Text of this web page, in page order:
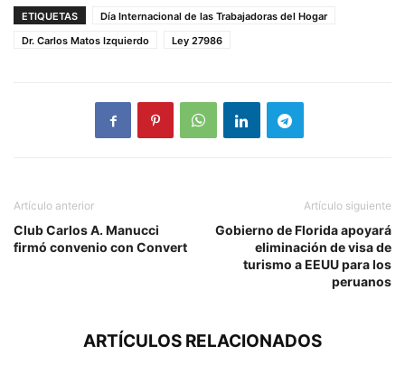
ETIQUETAS
Día Internacional de las Trabajadoras del Hogar
Dr. Carlos Matos Izquierdo
Ley 27986
Artículo anterior
Club Carlos A. Manucci
firmó convenio con Convert
Artículo siguiente
Gobierno de Florida apoyará
eliminación de visa de
turismo a EEUU para los
peruanos
ARTÍCULOS RELACIONADOS